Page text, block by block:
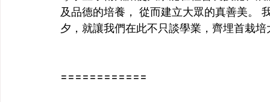
及品德的培養， 從而建立大眾的真善美。
夕，就讓我們在此不只談學業，齊埋首栽
============